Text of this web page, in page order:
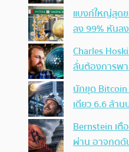
แบงก์ใหญ่สุด
ลง 99% หันล
Charles
ลั่นต้องการพ
นักขุด
เดียว 6.6 ล้า
Bernstein เตื
ผ่าน อาจกดดั